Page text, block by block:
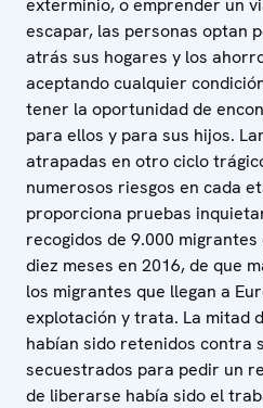
exterminio, o emprender un
escapar, las personas optan
atrás sus hogares y los
aceptando cualquier
tener la oportunidad de
para ellos y para sus hijos.
atrapadas en otro ciclo
numerosos riesgos en cada
proporciona pruebas
recogidos de 9.000
diez meses en 2016, de que
los migrantes que llegan a
explotación y trata. La mitad
habían sido retenidos contra
secuestrados para pedir un
de liberarse había sido el